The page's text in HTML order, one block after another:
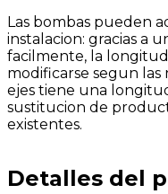
Las bombas pueden
instalacion: gracias a
facilmente, la
modificarse segun las
ejes tiene una
sustitucion de
existentes.
Detalles del